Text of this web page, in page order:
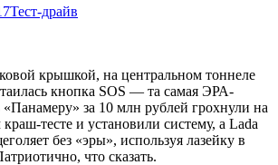
Тест-драйв
крышкой, на центральном тоннеле
кнопка SOS — та самая ЭРА-
за 10 млн рублей грохнули на
тесте и установили систему, а Lada
без «эры», используя лазейку в
что сказать.